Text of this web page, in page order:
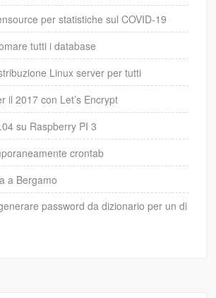
per statistiche sul COVID-19
tutti i database
Linux server per tutti
il 2017 con Let’s Encrypt
su Raspberry PI 3
crontab
a Bergamo
password da dizionario per un di